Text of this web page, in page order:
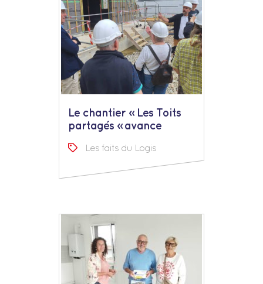
Le chantier « Les Toits
partagés » avance
Les faits du Logis